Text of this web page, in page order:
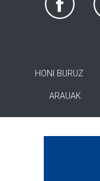
HONI BURUZ
ARAUAK